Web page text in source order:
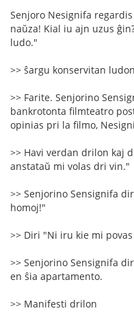
Senjoro Nesignifa
naŭza! Kial iu ajn uzus
ludo."
>> ŝargu konservitan ludon
>> Farite. Senjorino
bankrotonta filmteatro
opinias pri la filmo,
>> Havi verdan drilon kaj
anstataŭ mi volas dri vin."
>> Senjorino Sensignifa
homoj!"
>> Diri "Ni iru kie mi
>> Senjorino Sensignifa
en ŝia apartamento.
>> Manifesti drilon